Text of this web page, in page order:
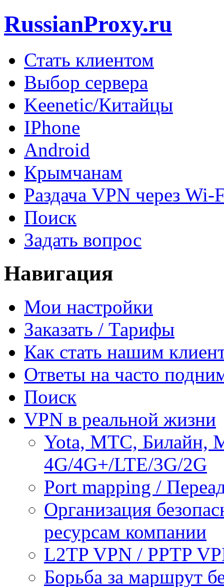
RussianProxy.ru
Стать клиентом
Выбор сервера
Keenetic/Китайцы
IPhone
Android
Крымчанам
Раздача VPN через Wi-
Поиск
Задать вопрос
Навигация
Мои настройки
Заказать / Тарифы
Как стать нашим
Ответы на часто
Поиск
VPN в реальной жизни
Yota, МТС, Билайн,
4G/4G+/LTE/3G/2G
Port mapping /
Организация
ресурсам компании
L2TP VPN / PPTP
Борьба за маршрут